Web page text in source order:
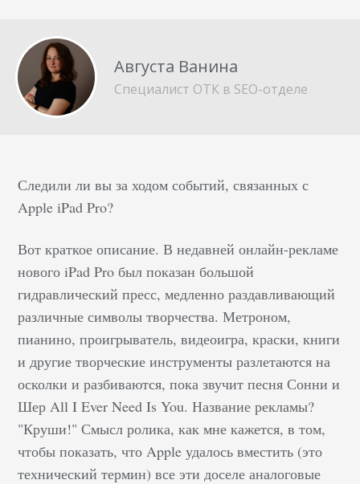
Августа Ванина
Специалист ОТК в SEO-отделе
Следили ли вы за ходом событий, связанных с
Apple iPad Pro?
Вот краткое описание. В недавней онлайн-рекламе
нового iPad Pro был показан большой
гидравлический пресс, медленно раздавливающий
различные символы творчества. Метроном,
пианино, проигрыватель, видеоигра, краски, книги
и другие творческие инструменты разлетаются на
осколки и разбиваются, пока звучит песня Сонни и
Шер All I Ever Need Is You. Название рекламы?
"Круши!" Смысл ролика, как мне кажется, в том,
чтобы показать, что Apple удалось вместить (это
технический термин) все эти доселе аналоговые